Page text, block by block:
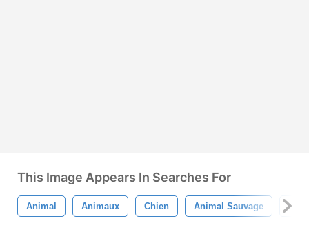
This Image Appears In Searches For
Animal Animaux Chien Animal Sauvage